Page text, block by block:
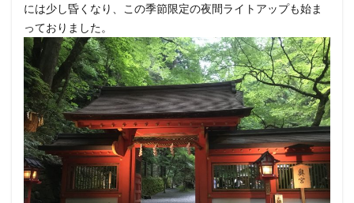
には少し昏くなり、この季節限定の夜間ライトアップも始ま
っておりました。